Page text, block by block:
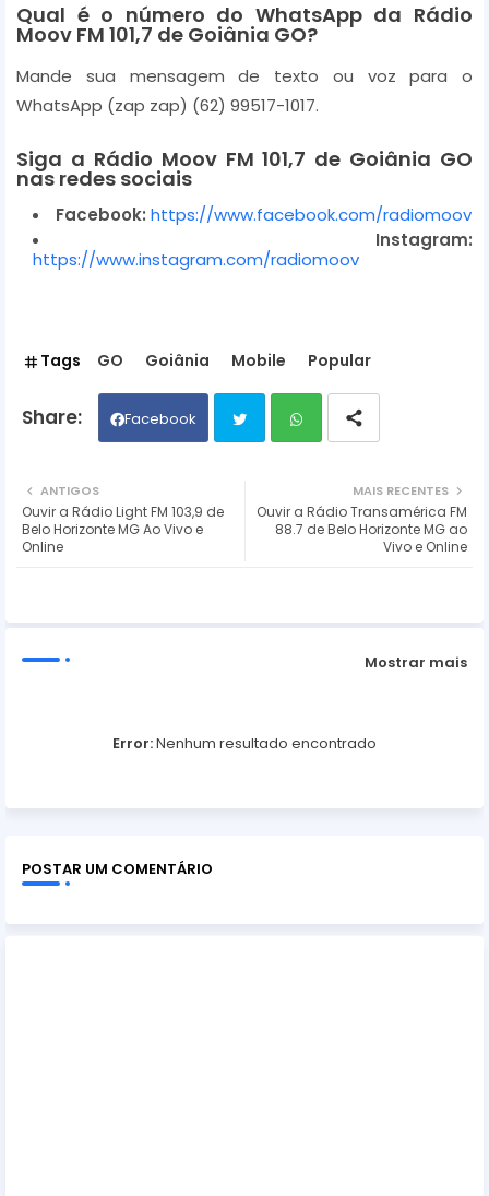
Qual é o número do WhatsApp da Rádio
Moov FM 101,7 de Goiânia GO?
Mande sua mensagem de texto ou voz para o
WhatsApp (zap zap) (62) 99517-1017.
Siga a Rádio Moov FM 101,7 de Goiânia GO
nas redes sociais
Facebook: https://www.facebook.com/radiomoov
Instagram:
https://www.instagram.com/radiomoov
Tags GO Goiânia Mobile Popular
Facebook
ats
MAIS RECENTES
Ouvir a Rádio Transamérica FM
88.7 de Belo Horizonte MG ao
Vivo e Online
ANTIGOS
Ouvir a Rádio Light FM 103,9 de
Belo Horizonte MG Ao Vivo e
Online
Mostrar mais
Error:Nenhum resultado encontrado
POSTAR UM COMENTÁRIO